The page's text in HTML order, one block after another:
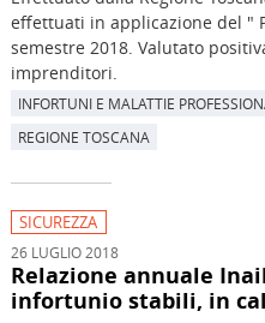
effettuati in applicazione del "
semestre 2018. Valutato
imprenditori.
INFORTUNI E MALATTIE
REGIONE TOSCANA
SICUREZZA
26 LUGLIO 2018
Relazione annuale
infortunio stabili, in